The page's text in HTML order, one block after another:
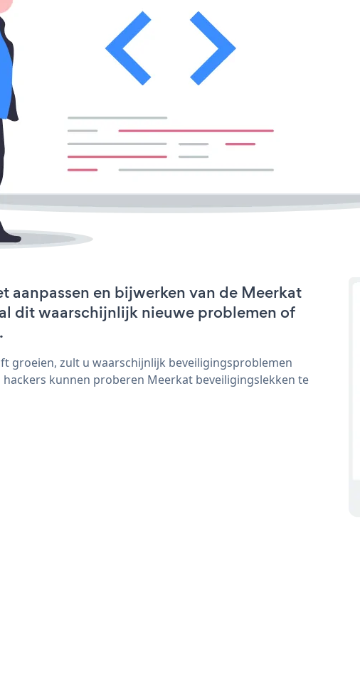
aanpassen en bijwerken van de Meerkat
dit waarschijnlijk nieuwe problemen of
groeien, zult u waarschijnlijk beveiligingsproblemen
kunnen proberen Meerkat beveiligingslekken te